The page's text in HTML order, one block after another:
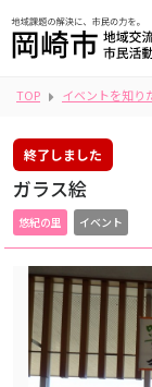
TOP イベントを知り
終了しました
ガラス絵
悠紀の里 イベント